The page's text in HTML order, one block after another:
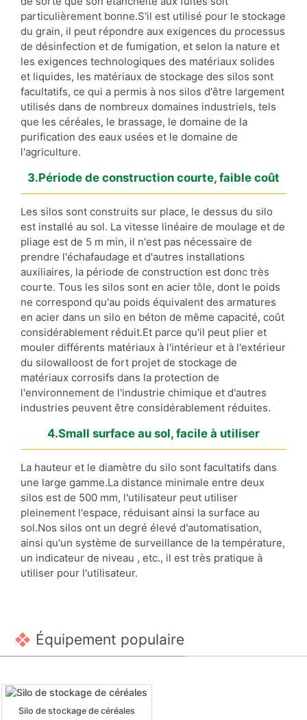
particulièrement bonne.S'il est utilisé pour le stockage
du grain, il peut répondre aux exigences du processus
de désinfection et de fumigation, et selon la nature et
les exigences technologiques des matériaux solides
et liquides, les matériaux de stockage des silos sont
facultatifs, ce qui a permis à nos silos d'être largement
utilisés dans de nombreux domaines industriels, tels
que les céréales, le brassage, le domaine de la
purification des eaux usées et le domaine de
l'agriculture.
3.Période de construction courte, faible coût
Les silos sont construits sur place, le dessus du silo
est installé au sol. La vitesse linéaire de moulage et de
pliage est de 5 m min, il n'est pas nécessaire de
prendre l'échafaudage et d'autres installations
auxiliaires, la période de construction est donc très
courte. Tous les silos sont en acier tôle, dont le poids
ne correspond qu'au poids équivalent des armatures
en acier dans un silo en béton de même capacité, coût
considérablement réduit.Et parce qu'il peut plier et
mouler différents matériaux à l'intérieur et à l'extérieur
du silowalloost de fort projet de stockage de
matériaux corrosifs dans la protection de
l'environnement de l'industrie chimique et d'autres
industries peuvent être considérablement réduites.
4.Small surface au sol, facile à utiliser
La hauteur et le diamètre du silo sont facultatifs dans
une large gamme.La distance minimale entre deux
silos est de 500 mm, l'utilisateur peut utiliser
pleinement l'espace, réduisant ainsi la surface au
sol.Nos silos ont un degré élevé d'automatisation,
ainsi qu'un système de surveillance de la température,
un indicateur de niveau , etc., il est très pratique à
utiliser pour l'utilisateur.
Équipement populaire
Silo de stockage de céréales